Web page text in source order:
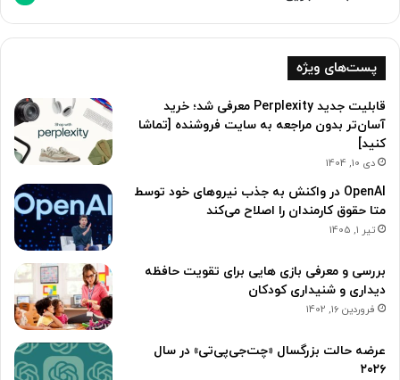
پست‌های ویژه
قابلیت جدید Perplexity معرفی شد؛ خرید
آسان‌تر بدون مراجعه به سایت فروشنده [تماشا
کنید]
دی 10, 1404
OpenAI در واکنش به جذب نیروهای خود توسط
متا حقوق کارمندان را اصلاح می‌کند
تیر 1, 1405
بررسی و معرفی بازی هایی برای تقویت حافظه
دیداری و شنیداری کودکان
فروردین 16, 1402
عرضه حالت بزرگسال «چت‌جی‌پی‌تی» در سال
۲۰۲۶